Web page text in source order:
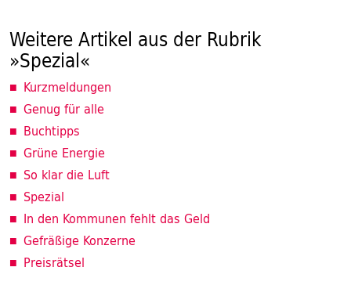
Weitere Artikel aus der Rubrik
»Spezial«
Kurzmeldungen
Genug für alle
Buchtipps
Grüne Energie
So klar die Luft
Spezial
In den Kommunen fehlt das Geld
Gefräßige Konzerne
Preisrätsel